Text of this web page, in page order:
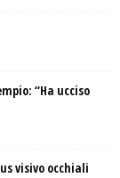
: “Ha ucciso
visivo occhiali